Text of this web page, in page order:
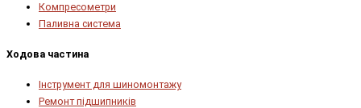
Компресометри
Паливна система
Ходова частина
Інструмент для шиномонтажу
Ремонт підшипників